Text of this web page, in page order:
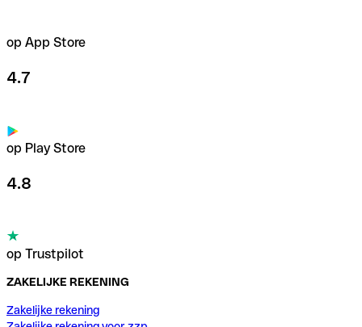
op App Store
4.7
op Play Store
4.8
op Trustpilot
ZAKELIJKE REKENING
Zakelijke rekening